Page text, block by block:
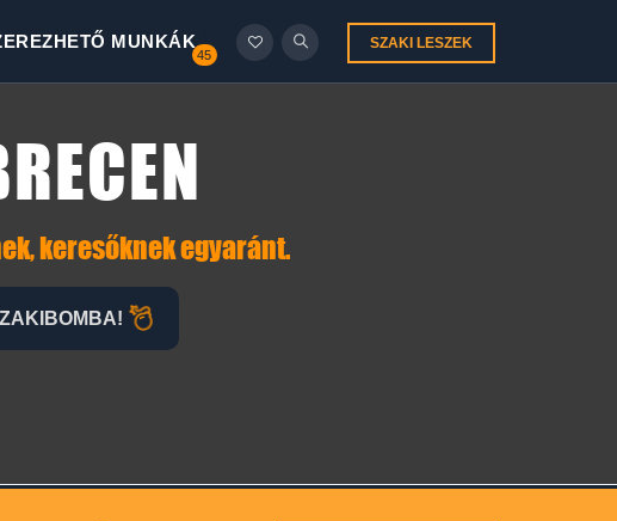
SZAKI LESZEK
MUNKÁK
45
keresőknek egyaránt.